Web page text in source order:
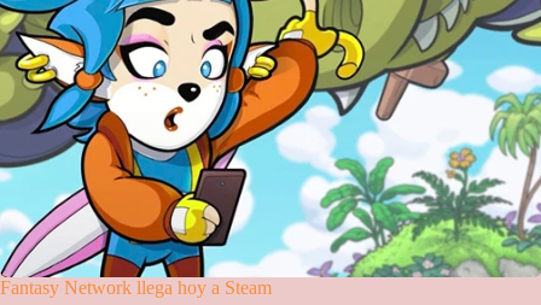
Fantasy Network llega hoy a Steam